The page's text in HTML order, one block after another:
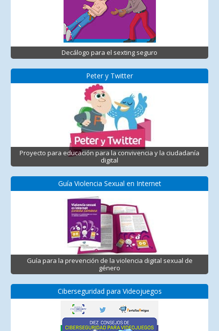
Decálogo para el sexting seguro
Peter y Twitter
Proyecto para educación para la convivencia y la ciudadanía
digital
Guía Violencia Sexual en Internet
Guía para la prevención de la violencia digital sexual de
género
Ciberseguridad para Videojuegos